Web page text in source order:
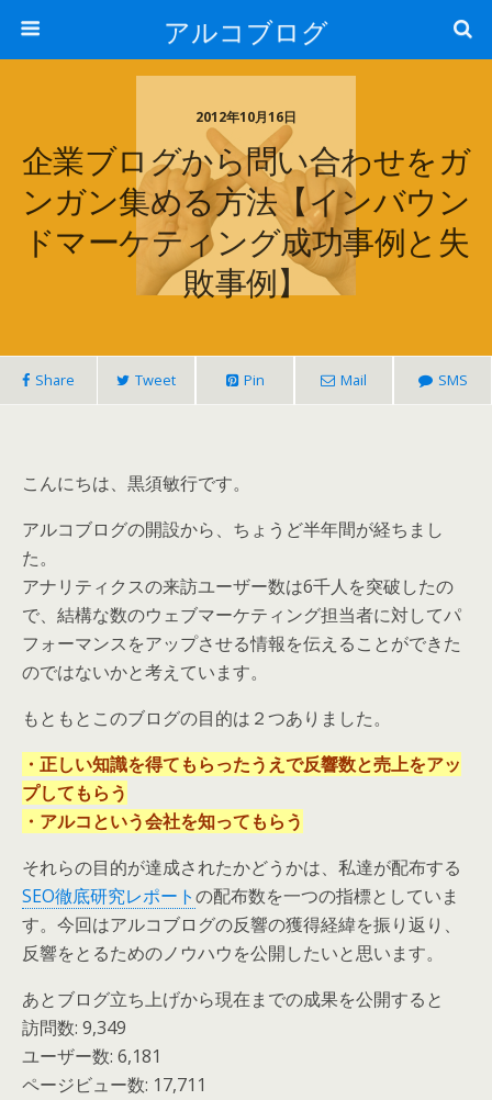
アルコブログ
2012年10月16日
企業ブログから問い合わせをガ
ンガン集める方法【インバウン
ドマーケティング成功事例と失
敗事例】
Share Tweet Pin Mail SMS
こんにちは、黒須敏行です。
アルコブログの開設から、ちょうど半年間が経ちまし
た。
アナリティクスの来訪ユーザー数は6千人を突破したの
で、結構な数のウェブマーケティング担当者に対してパ
フォーマンスをアップさせる情報を伝えることができた
のではないかと考えています。
もともとこのブログの目的は２つありました。
・正しい知識を得てもらったうえで反響数と売上をアッ
プしてもらう
・アルコという会社を知ってもらう
それらの目的が達成されたかどうかは、私達が配布する
SEO徹底研究レポートの配布数を一つの指標としていま
す。今回はアルコブログの反響の獲得経緯を振り返り、
反響をとるためのノウハウを公開したいと思います。
あとブログ立ち上げから現在までの成果を公開すると
訪問数: 9,349
ユーザー数: 6,181
ページビュー数: 17,711